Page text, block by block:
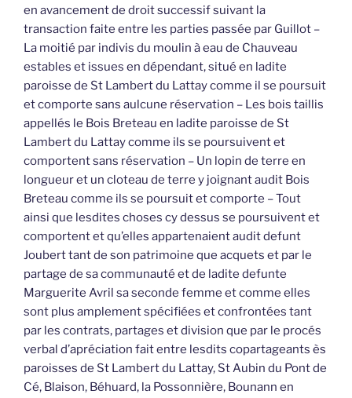
en avancement de droit successif suivant la
transaction faite entre les parties passée par Guillot –
La moitié par indivis du moulin à eau de Chauveau
estables et issues en dépendant, situé en ladite
paroisse de St Lambert du Lattay comme il se poursuit
et comporte sans aulcune réservation – Les bois taillis
appellés le Bois Breteau en ladite paroisse de St
Lambert du Lattay comme ils se poursuivent et
comportent sans réservation – Un lopin de terre en
longueur et un cloteau de terre y joignant audit Bois
Breteau comme ils se poursuit et comporte – Tout
ainsi que lesdites choses cy dessus se poursuivent et
comportent et qu’elles appartenaient audit defunt
Joubert tant de son patrimoine que acquets et par le
partage de sa communauté et de ladite defunte
Marguerite Avril sa seconde femme et comme elles
sont plus amplement spécifiées et confrontées tant
par les contrats, partages et division que par le procés
verbal d’apréciation fait entre lesdits copartageants ès
paroisses de St Lambert du Lattay, St Aubin du Pont de
Cé, Blaison, Béhuard, la Possonnière, Bounann en